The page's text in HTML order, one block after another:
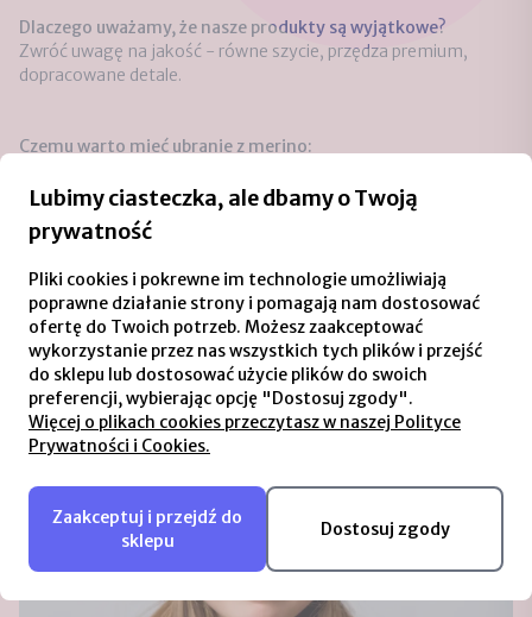
Dlaczego uważamy, że nasze produkty są wyjątkowe?
Zwróć uwagę na jakość - równe szycie, przędza premium,
dopracowane detale.
Czemu warto mieć ubranie z merino:
przegrzewa (nie trzeba się ciągle ubierać i rozbierać).
Z innych zalet:
Zobacz podobne
Lubimy ciasteczka, ale dbamy o Twoją
prywatność
Pliki cookies i pokrewne im technologie umożliwiają
poprawne działanie strony i pomagają nam dostosować
ofertę do Twoich potrzeb. Możesz zaakceptować
wykorzystanie przez nas wszystkich tych plików i przejść
do sklepu lub dostosować użycie plików do swoich
preferencji, wybierając opcję "Dostosuj zgody".
Więcej o plikach cookies przeczytasz w naszej Polityce
Prywatności i Cookies.
Zaakceptuj i przejdź do
sklepu
Dostosuj zgody